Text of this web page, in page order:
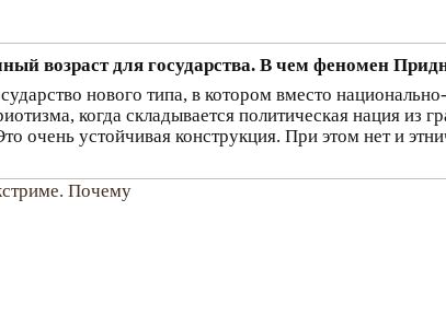
возраст для государства. В чем феномен
нового типа, в котором вместо
когда складывается политическая нация из
очень устойчивая конструкция. При этом нет и